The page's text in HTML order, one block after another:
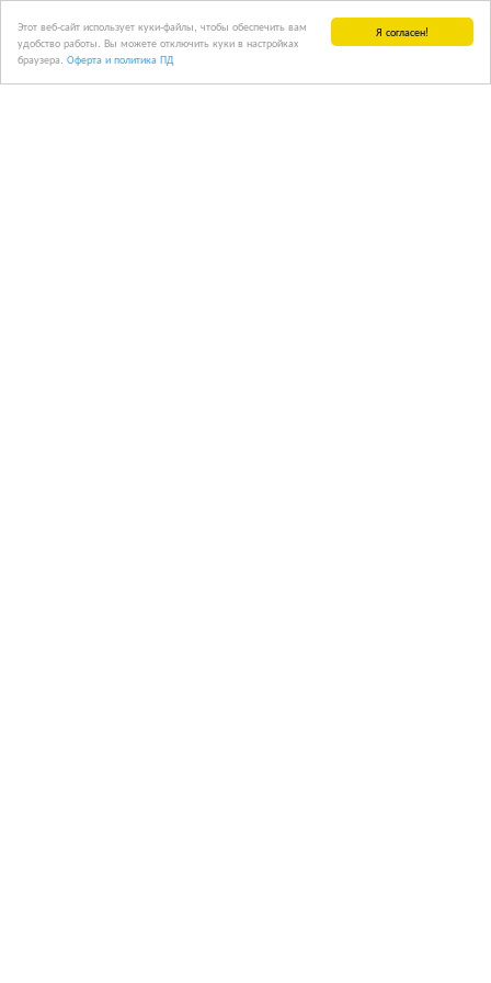
Я согласен!
Этот веб-сайт использует куки-файлы, чтобы обеспечить вам
удобство работы. Вы можете отключить куки в настройках
браузера. Оферта и политика ПД